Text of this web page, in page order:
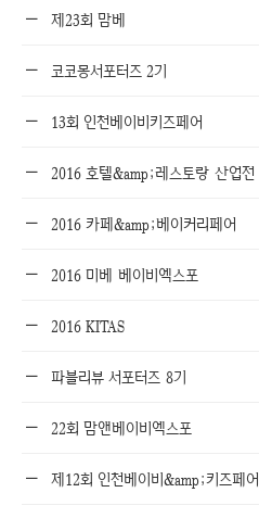
제23회 맘베
코코몽서포터즈 2기
13회 인천베이비키즈페어
2016 호텔&amp;레스토랑 산업전
2016 카페&amp;베이커리페어
2016 미베 베이비엑스포
2016 KITAS
파블리뷰 서포터즈 8기
22회 맘앤베이비엑스포
제12회 인천베이비&amp;키즈페어